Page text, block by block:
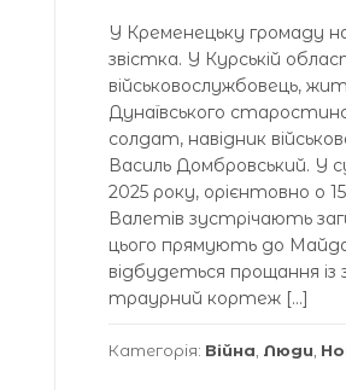
У Кременецьку громаду
звістка. У Курській
військовослужбовець,
Дунаївського
солдат, навідник
Василь Домбровський. У
2025 року, орієнтовно о
Валетів зустрічають
цього прямують до
відбудеться прощання із
траурний кортеж […]
Категорія: Війна, Люди,